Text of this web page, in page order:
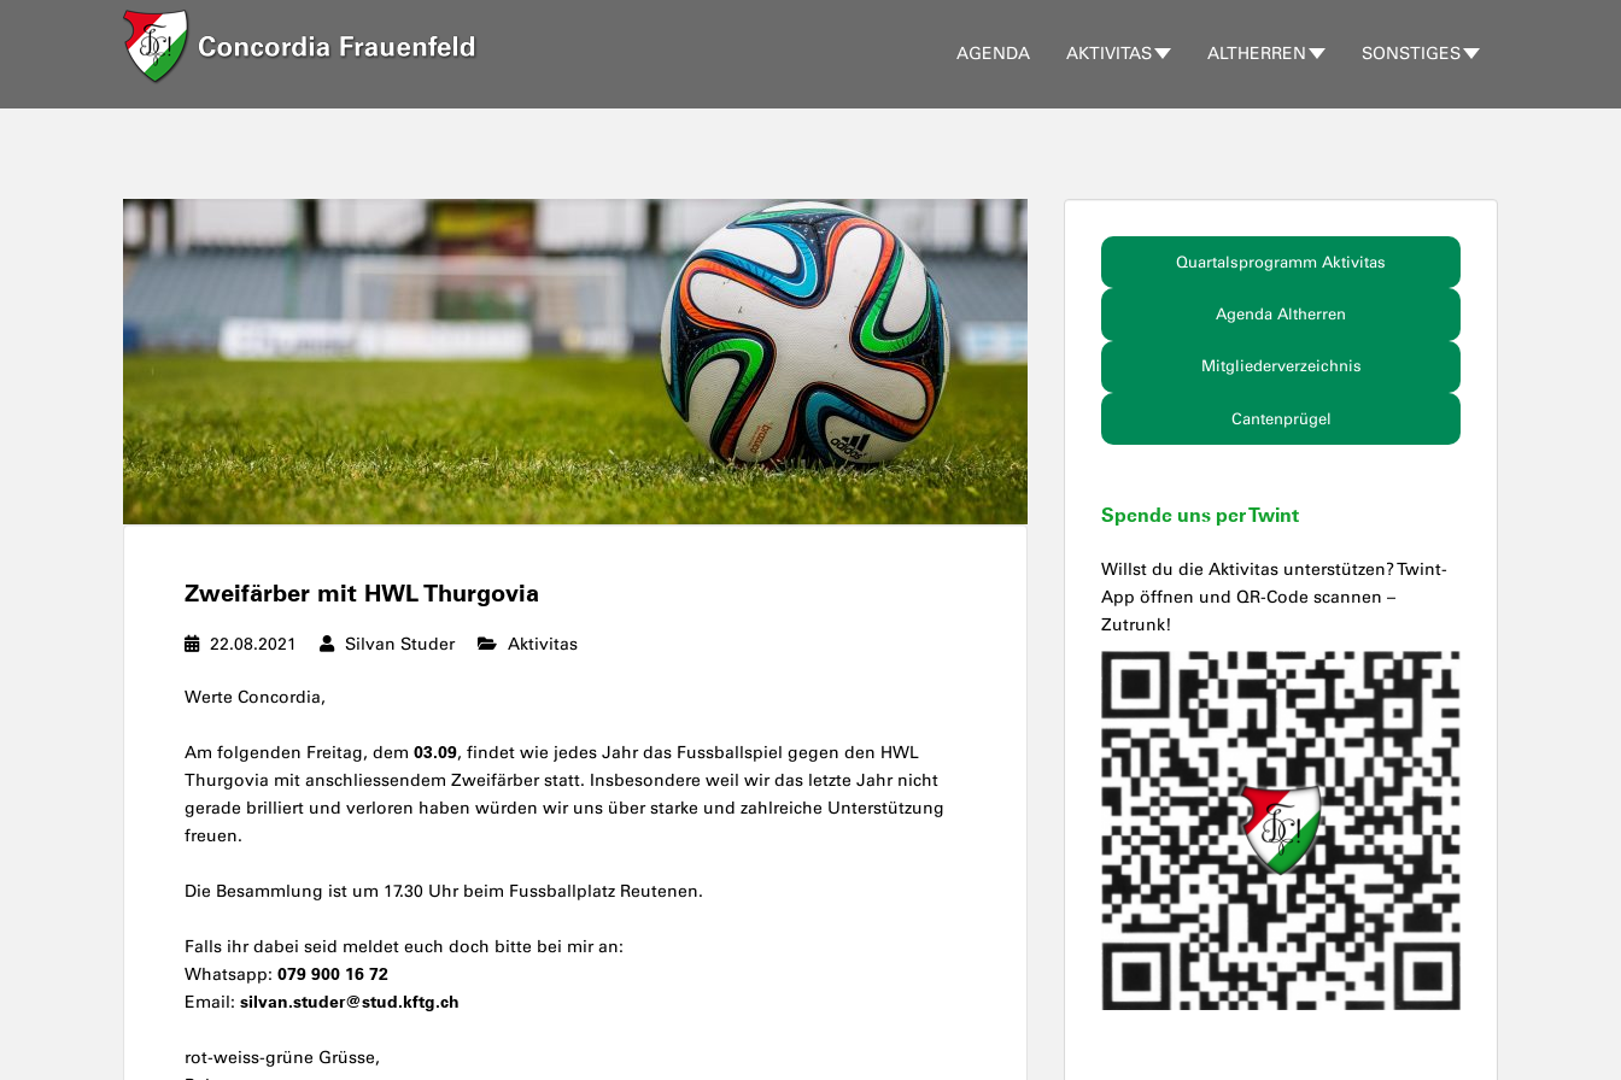
AGENDA AKTIVITAS ALTHERREN SONSTIGES
Zweifärber mit HWL Thurgovia
22.08.2021 Silvan Studer Aktivitas
Werte Concordia,
Am folgenden Freitag, dem 03.09, findet wie jedes Jahr das Fussballspiel gegen den HWL
Thurgovia mit anschliessendem Zweifärber statt. Insbesondere weil wir das letzte Jahr nicht
gerade brilliert und verloren haben würden wir uns über starke und zahlreiche Unterstützung
freuen.
Die Besammlung ist um 17.30 Uhr beim Fussballplatz Reutenen.
Falls ihr dabei seid meldet euch doch bitte bei mir an:
Whatsapp: 079 900 16 72
Email: silvan.studer@stud.kftg.ch
rot-weiss-grüne Grüsse,
Quartalsprogramm Aktivitas
Agenda Altherren
Mitgliederverzeichnis
Cantenprügel
Spende uns per Twint
Willst du die Aktivitas unterstützen? Twint-
App öffnen und QR-Code scannen –
Zutrunk!